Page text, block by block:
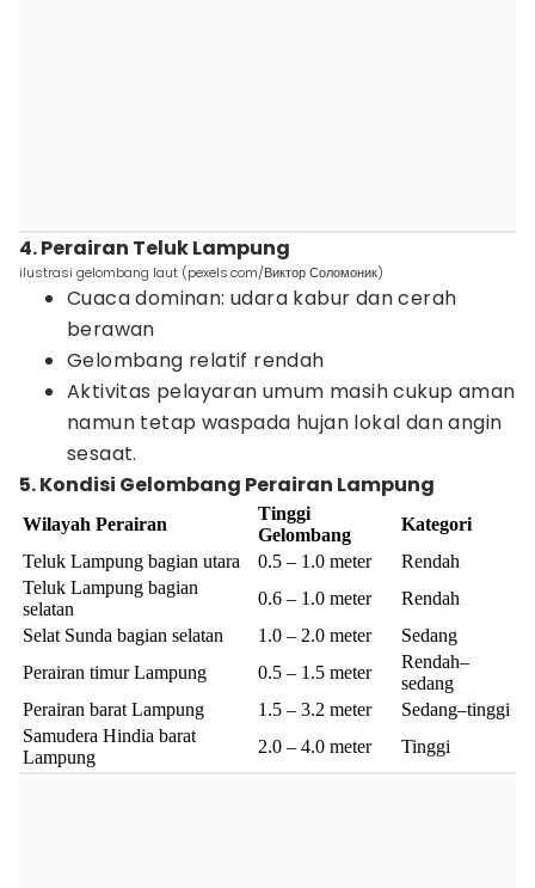
4. Perairan Teluk Lampung
ilustrasi gelombang laut (pexels.com/Виктор Соломоник)
Cuaca dominan: udara kabur dan cerah
berawan
Gelombang relatif rendah
Aktivitas pelayaran umum masih cukup aman
namun tetap waspada hujan lokal dan angin
sesaat.
5. Kondisi Gelombang Perairan Lampung
Wilayah Perairan
Tinggi
Gelombang
Kategori
Teluk Lampung bagian utara
0.5 – 1.0 meter
Rendah
Teluk Lampung bagian
selatan
0.6 – 1.0 meter
Rendah
Selat Sunda bagian selatan
1.0 – 2.0 meter
Sedang
Perairan timur Lampung
0.5 – 1.5 meter
Rendah–
sedang
Perairan barat Lampung
1.5 – 3.2 meter
Sedang–tinggi
Samudera Hindia barat
Lampung
2.0 – 4.0 meter Tinggi